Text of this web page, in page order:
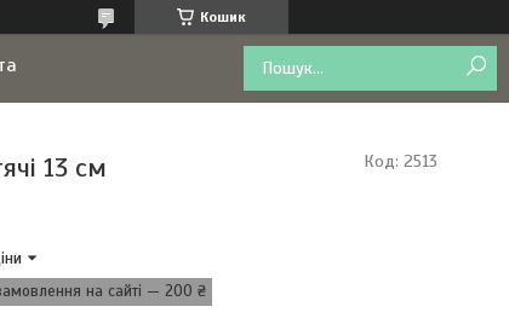
Кошик
13 см
на сайті — 200 ₴
Код: 2513